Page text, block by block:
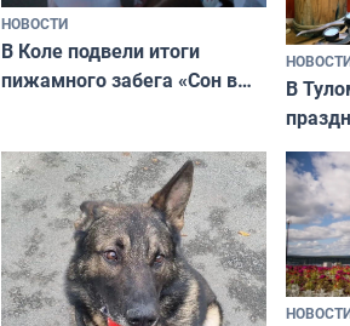
НОВОСТИ
В Коле подвели итоги
пижамного забега «Сон в
В